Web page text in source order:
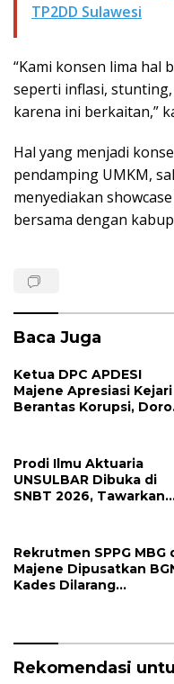
TP2DD Sulawesi
“Kami konsen lima hal
seperti inflasi,
karena ini berkaitan,”
Hal yang menjadi
pendamping UMKM,
menyediakan
bersama dengan
Baca Juga
Ketua DPC APDESI
Majene Apresiasi Kejari
Berantas Korupsi,
Prodi Ilmu Aktuaria
UNSULBAR Dibuka di
SNBT 2026, Tawarkan
Rekrutmen SPPG MBG
Majene Dipusatkan
Kades Dilarang
Rekomendasi